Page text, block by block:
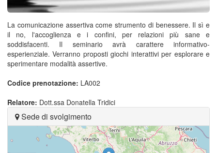
La comunicazione assertiva come strumento di benessere. Il sì e
il no, l'accoglienza e i confini, per relazioni più sane e
soddisfacenti. Il seminario avrà carattere informativo-
esperienziale. Verranno proposti giochi interattivi per esplorare e
sperimentare modalità assertive.
Codice prenotazione: LA002
Relatore: Dott.ssa Donatella Tridici
Sede di svolgimento